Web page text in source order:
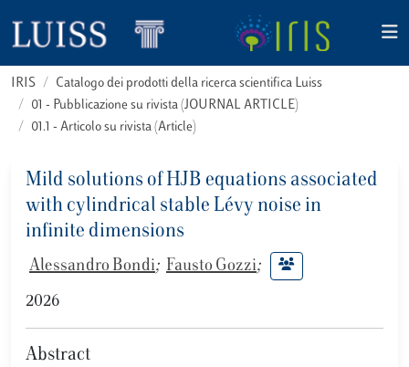
IRIS
Catalogo dei prodotti della ricerca scientifica Luiss
01 - Pubblicazione su rivista (JOURNAL ARTICLE)
01.1 - Articolo su rivista (Article)
Mild solutions of HJB equations associated
with cylindrical stable Lévy noise in
infinite dimensions
Alessandro Bondi; Fausto Gozzi;
2026
Abstract